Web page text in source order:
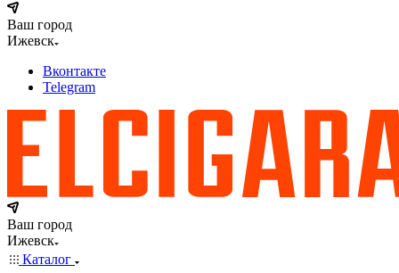
Ваш город
Ижевск
Вконтакте
Telegram
Ваш город
Ижевск
Каталог